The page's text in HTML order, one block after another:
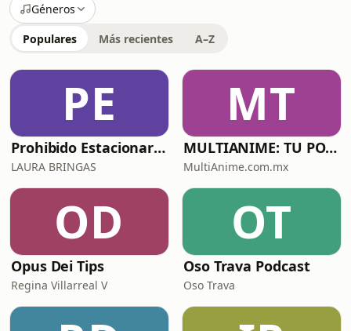
Géneros
Populares Más recientes A–Z
PE
Prohibido Estacionarse
LAURA BRINGAS
MT
MULTIANIME: TU PODCAST DE ANIME Y VIDEOJUEGOS EN ESPAÑOL
MultiAnime.com.mx
OD
Opus Dei Tips
Regina Villarreal V
OT
Oso Trava Podcast
Oso Trava